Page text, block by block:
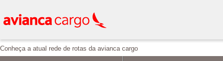
Conheça a atual rede de rotas da avianca cargo